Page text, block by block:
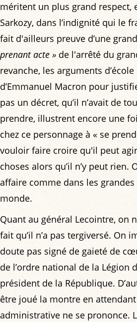
méritent un plus grand respect,
Sarkozy, dans l’indignité qui le
fait d'ailleurs preuve d’une
prenant acte » de l'arrêté du
revanche, les arguments
d’Emmanuel Macron pour
pas un décret, qu’il n’avait de
prendre, illustrent encore une
chez ce personnage à « se
vouloir faire croire qu'il peut
choses alors qu’il n’y peut rien.
affaire comme dans les
monde.
Quant au général Lecointre, on
fait qu’il n’a pas tergiversé. On
doute pas signé de gaieté de
de l’ordre national de la Légion
président de la République.
être joué la montre en
administrative ne se prononce.